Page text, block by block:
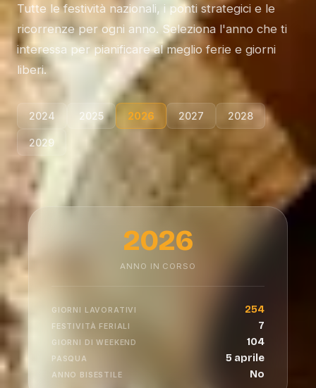
Tutte le festività nazionali, i ponti strategici e le
ricorrenze per ogni anno. Seleziona l'anno che ti
interessa per pianificare al meglio ferie e giorni
liberi.
2024 2025 2026 2027 2028
2029
2026
ANNO IN CORSO
GIORNI LAVORATIVI 254
FESTIVITÀ FERIALI 7
GIORNI DI WEEKEND 104
PASQUA 5 aprile
ANNO BISESTILE No